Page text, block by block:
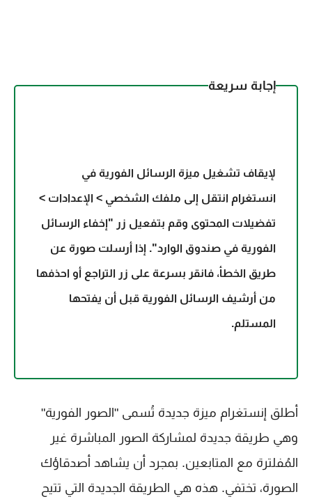
إجابة سريعة
لإيقاف تشغيل ميزة الرسائل الفورية في
انستغرام انتقل إلى ملفك الشخصي > الإعدادات >
تفضيلات المحتوى وقم بتفعيل زر "إخفاء الرسائل
الفورية في صندوق الوارد". إذا أرسلت صورة عن
طريق الخطأ، فانقر بسرعة على زر التراجع أو احذفها
من أرشيف الرسائل الفورية قبل أن يفتحها
المستلم.
أطلق إنستغرام ميزة جديدة تُسمى "الصور الفورية"
وهي طريقة جديدة لمشاركة الصور المباشرة غير
المُفلترة مع المتابعين. بمجرد أن يشاهد أصدقاؤك
الصورة، تختفي. هذه هي الطريقة الجديدة التي تتيح